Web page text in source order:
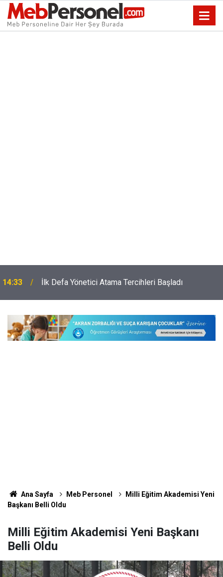
14:33 İlk Defa Yönetici Atama Tercihleri Başladı
Ana Sayfa Meb Personel
Milli Eğitim Akademisi Yeni
Başkanı Belli Oldu
Milli Eğitim Akademisi Yeni Başkanı
Belli Oldu